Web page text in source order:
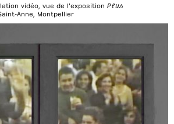
vidéo, vue de l’exposition Plus
Anne, Montpellier